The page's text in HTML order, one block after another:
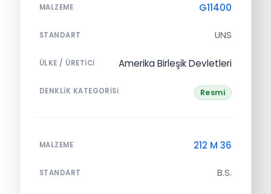
MALZEME G11400
STANDART UNS
ÜLKE / ÜRETICI Amerika Birleşik Devletleri
DENKLIK KATEGORISI Resmi
MALZEME 212 M 36
STANDART B.S.